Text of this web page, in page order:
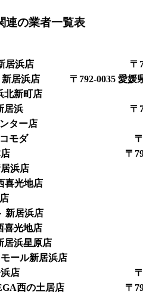
連の業者一覧表
居浜店
〒
居浜店
〒792-0035 愛
北新町店
居浜
〒
ター店
モダ
〒
浜店
喜光地店
新居浜店
喜光地店
居浜星原店
ール新居浜店
店
西の土居店 〒